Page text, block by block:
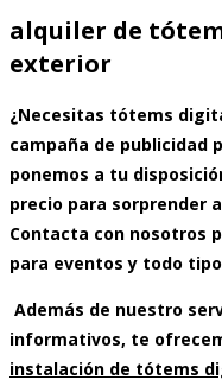
alquiler de
exterior
¿Necesitas tótems
campaña de publicidad
ponemos a tu
precio para sorprender
Contacta con nosotros
para eventos y todo
Además de nuestro
informativos, te
instalación de tótems